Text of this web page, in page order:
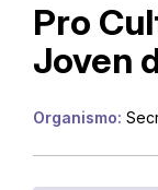
Pro
Joven
Organismo: